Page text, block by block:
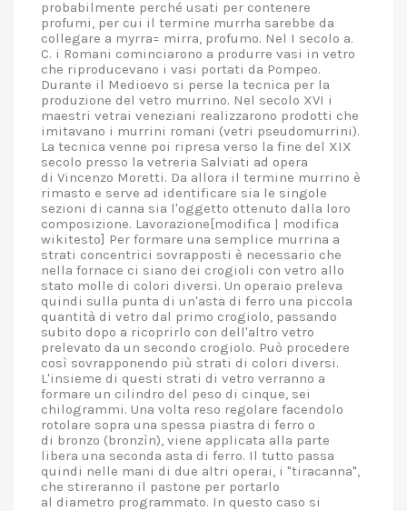
probabilmente perché usati per contenere
profumi, per cui il termine murrha sarebbe da
collegare a myrra= mirra, profumo. Nel I secolo a.
C. i Romani cominciarono a produrre vasi in vetro
che riproducevano i vasi portati da Pompeo.
Durante il Medioevo si perse la tecnica per la
produzione del vetro murrino. Nel secolo XVI i
maestri vetrai veneziani realizzarono prodotti che
imitavano i murrini romani (vetri pseudomurrini).
La tecnica venne poi ripresa verso la fine del XIX
secolo presso la vetreria Salviati ad opera
di Vincenzo Moretti. Da allora il termine murrino è
rimasto e serve ad identificare sia le singole
sezioni di canna sia l'oggetto ottenuto dalla loro
composizione. Lavorazione[modifica | modifica
wikitesto] Per formare una semplice murrina a
strati concentrici sovrapposti è necessario che
nella fornace ci siano dei crogioli con vetro allo
stato molle di colori diversi. Un operaio preleva
quindi sulla punta di un'asta di ferro una piccola
quantità di vetro dal primo crogiolo, passando
subito dopo a ricoprirlo con dell'altro vetro
prelevato da un secondo crogiolo. Può procedere
così sovrapponendo più strati di colori diversi.
L'insieme di questi strati di vetro verranno a
formare un cilindro del peso di cinque, sei
chilogrammi. Una volta reso regolare facendolo
rotolare sopra una spessa piastra di ferro o
di bronzo (bronzìn), viene applicata alla parte
libera una seconda asta di ferro. Il tutto passa
quindi nelle mani di due altri operai, i "tiracanna",
che stireranno il pastone per portarlo
al diametro programmato. In questo caso si